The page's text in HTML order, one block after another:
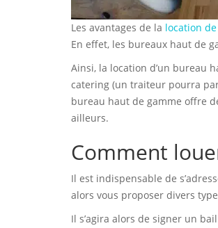
Les avantages de la location
En effet, les bureaux haut de
Ainsi, la location d’un bureau
catering (un traiteur pourra
bureau haut de gamme offre
ailleurs.
Comment
Il est indispensable de
alors vous proposer divers
Il s’agira alors de signer un